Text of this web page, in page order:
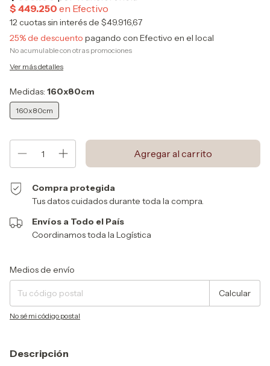
12cuotas sin interés de $49.916,67
25% de descuento pagando con Efectivo en el local
No acumulable con otras promociones
Ver más detalles
Medidas: 160x80cm
160x80cm
Compra protegida
Tus datos cuidados durante toda la compra.
Envíos a Todo el País
Coordinamos toda la Logística
Entregas para el CP:
Medios de envío
Calcular
No sé mi código postal
Descripción